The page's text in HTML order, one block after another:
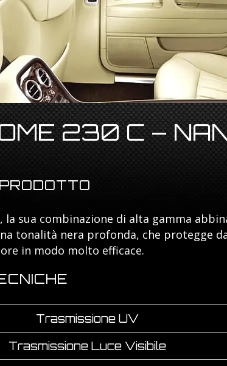
230 C –
la sua combinazione di alta gamma
tonalità nera profonda, che protegge
in modo molto efficace.
Trasmissione UV
Trasmissione Luce Visibile